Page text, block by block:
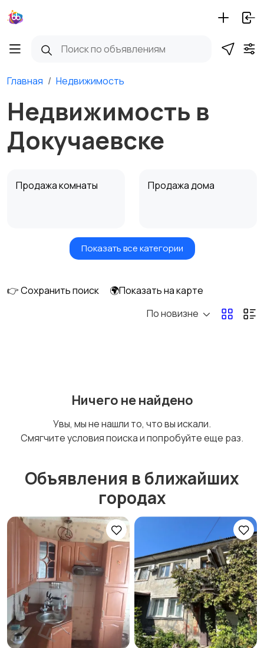
Главная Недвижимость
Недвижимость в
Докучаевске
Продажа комнаты Продажа дома
Земельные участки
Аренда квартиры
Аренда дома
посуточно
посуточно
недвижимость
Прочие строения Продажа квартиры
Гаражи и
машиноместа
Показать все категории
👉 Сохранить поиск
🌍Показать на карте
По новизне
Ничего не найдено
Увы, мы не нашли то, что вы искали.
Смягчите условия поиска и попробуйте еще раз.
Объявления в ближайших
городах